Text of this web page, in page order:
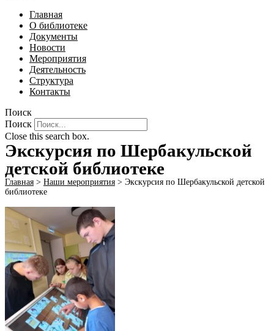
Главная
О библиотеке
Документы
Новости
Мероприятия
Деятельность
Структура
Контакты
Поиск
Поиск
Close this search box.
Экскурсия по Шербакульской
детской библиотеке
Главная > Наши мероприятия > Экскурсия по Шербакульской детской
библиотеке